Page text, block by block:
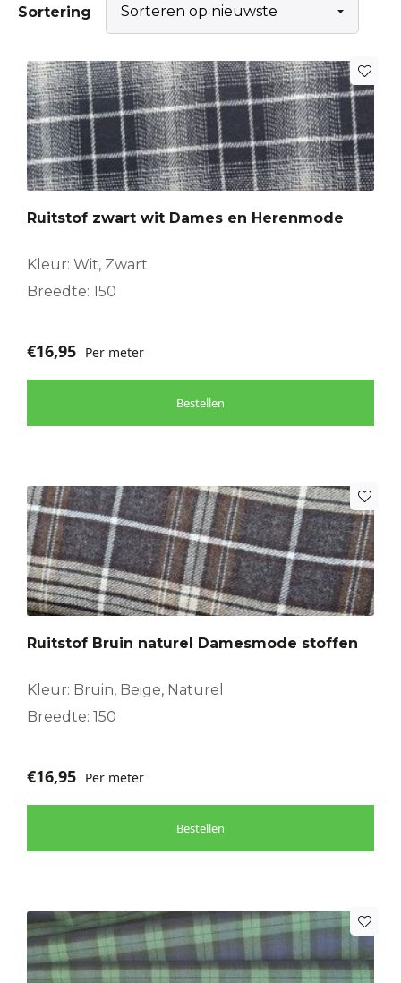
Sortering
Ruitstof zwart wit Dames en Herenmode
Kleur: Wit, Zwart
Breedte: 150
€16,95 Per meter
Bestellen
Ruitstof Bruin naturel Damesmode stoffen
Kleur: Bruin, Beige, Naturel
Breedte: 150
€16,95 Per meter
Bestellen